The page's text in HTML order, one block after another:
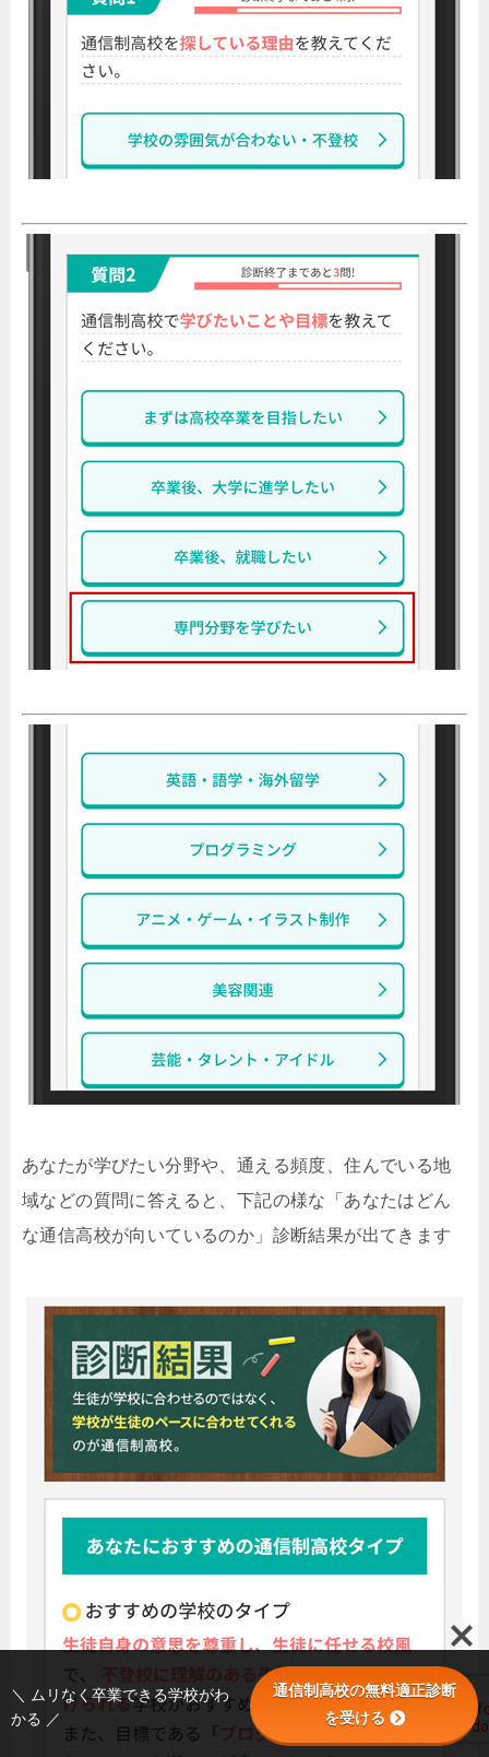
あなたが学びたい分野や、通える頻度、住んでいる地
域などの質問に答えると、下記の様な「あなたはどん
な通信高校が向いているのか」診断結果が出てきます
＼ ムリなく卒業できる学校がわ
かる ／
通信制高校の無料適正診断
を受ける